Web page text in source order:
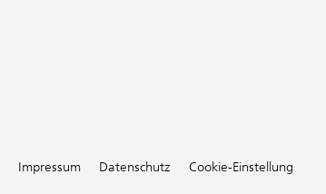
Impressum Datenschutz Cookie-Einstellung